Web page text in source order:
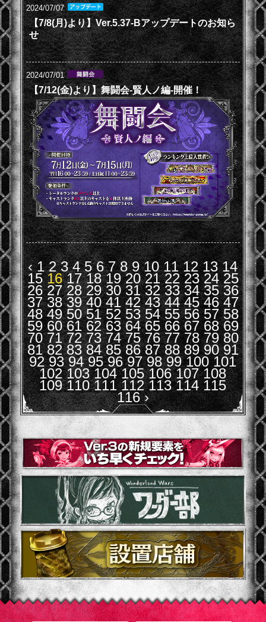
2024/07/07
【7/8(月)より】Ver.5.37-Bアップデートのお知ら
せ
2024/07/01
【7/12(金)より】舞闘会-賢人ノ編-開催！
‹ 1 2 3 4 5 6 7 8 9 10 11 12 13 14
15 16 17 18 19 20 21 22 23 24 25
26 27 28 29 30 31 32 33 34 35 36
37 38 39 40 41 42 43 44 45 46 47
48 49 50 51 52 53 54 55 56 57 58
59 60 61 62 63 64 65 66 67 68 69
70 71 72 73 74 75 76 77 78 79 80
81 82 83 84 85 86 87 88 89 90 91
92 93 94 95 96 97 98 99 100 101
102 103 104 105 106 107 108
109 110 111 112 113 114 115
116 ›